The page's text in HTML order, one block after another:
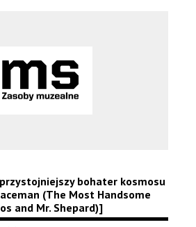
bohater kosmosu
(The Most Handsome
and Mr. Shepard)]